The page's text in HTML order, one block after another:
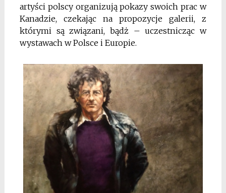
artyści polscy organizują pokazy swoich prac w
Kanadzie, czekając na propozycje galerii, z
którymi są związani, bądż – uczestnicząc w
wystawach w Polsce i Europie.